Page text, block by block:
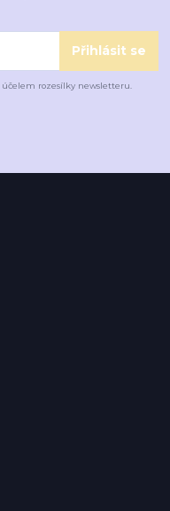
Přihlásit se
účelem rozesílky newsletteru.